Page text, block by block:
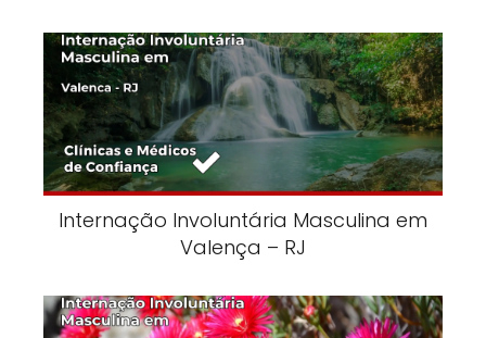
Internação Involuntária Masculina em
Valença – RJ